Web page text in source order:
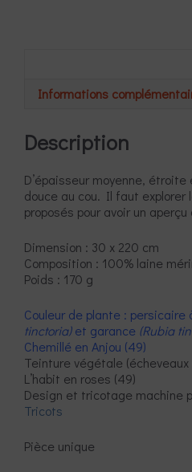
Informations
Description
D’épaisseur moyenne,
douce au cou. Il faut
proposés pour avoir un
Dimension : 30 x 220 cm
Composition : 100% laine
Poids : 170 g
Couleur de plante : persicaire
tinctoria)et garance (Rubia
Chemillé en Anjou (49)
Teinture végétale
L’habit en roses (49)
Design et tricotage machine
Tricots
Pièce unique